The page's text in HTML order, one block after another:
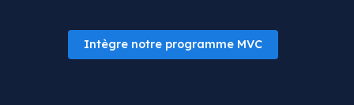
Intègre notre programme MVC